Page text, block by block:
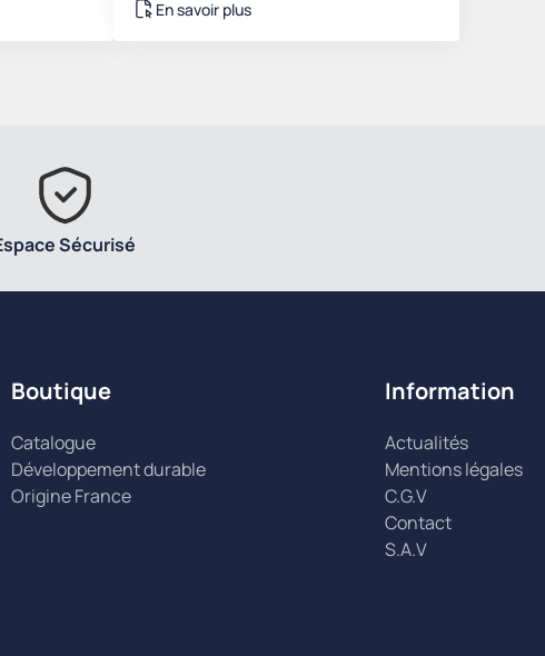
En savoir plus
Sécurisé
Boutique
Catalogue
Développement durable
Origine France
Information
Actualités
Mentions légales
C.G.V
Contact
S.A.V